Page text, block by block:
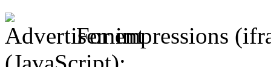
For impressions